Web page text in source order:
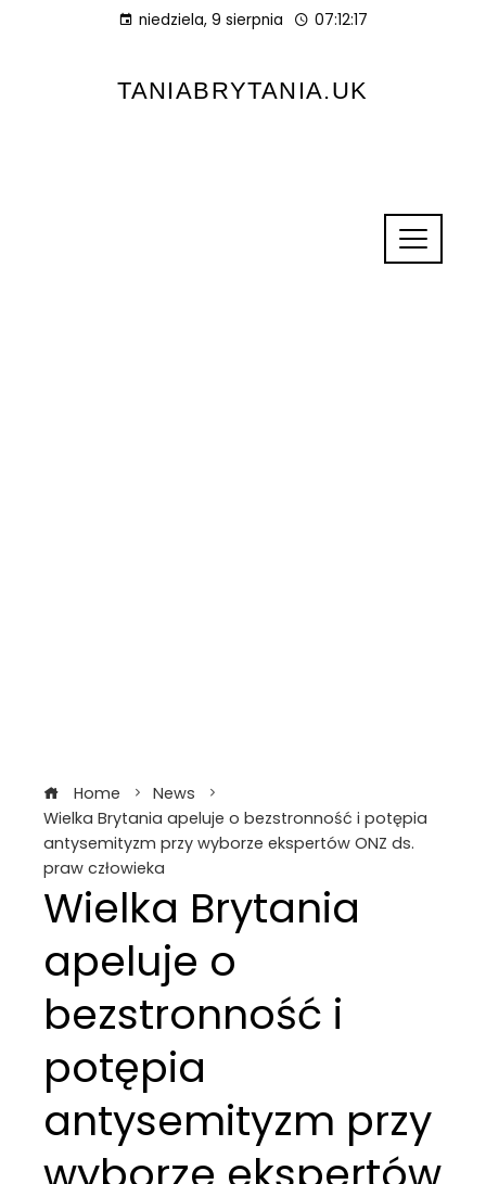
niedziela, 9 sierpnia 07:12:17
TANIABRYTANIA.UK
Home
News
Wielka Brytania apeluje o bezstronność i potępia
antysemityzm przy wyborze ekspertów ONZ ds.
praw człowieka
Wielka Brytania
apeluje o
bezstronność i
potępia
antysemityzm przy